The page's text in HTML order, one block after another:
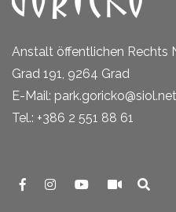
Anstalt öffentlichen Rechts
Grad 191, 9264 Grad
E-Mail: park.goricko@siol.net
Tel.: +386 2 551 88 61